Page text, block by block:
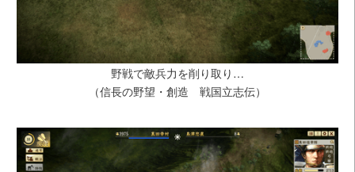
野戦で敵兵力を削り取り…
（信長の野望・創造 戦国立志伝）